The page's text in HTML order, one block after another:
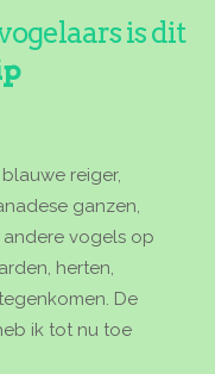
is dit
reiger,
ganzen,
vogels op
herten,
De
ik tot nu toe